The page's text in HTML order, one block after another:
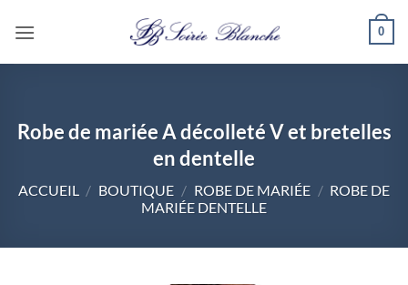
0
Robe de mariée A décolleté V et bretelles
en dentelle
ACCUEIL / BOUTIQUE / ROBE DE MARIÉE / ROBE DE
MARIÉE DENTELLE